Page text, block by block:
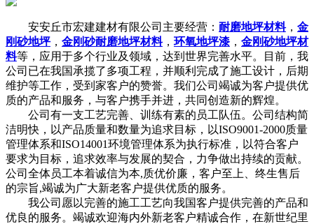
安安丘市宏建建材有限公司主要经营： 耐磨地坪材料， 金
刚砂地坪， 金刚砂耐磨地坪材料， 环氧地坪漆 ， 金刚砂地坪材
料等，应用于多个行业及领域，达到世界完善水平。目前，我
公司已在我国承揽了多项工程，并顺利完成了施工设计，后期
维护等工作，受到家客户的赞誉。我们公司竭诚为客户提供优
质的产品和服务，与客户携手并进，共同创造新的辉煌。
公司有一支工艺完善、训练有素的员工队伍。公司结构简
洁明快，以产品质量和数量为追求目标，以ISO9001-2000质量
管理体系和ISO14001环境管理体系为执行标准，以符合客户
要求为目标，追求效率与发展的契合，力争做出持续的贡献。
公司全体员工本着诚信为本,质优价廉，客户至上、终生售后
的宗旨,竭诚为广大新老客户提供优质的服务。
我公司愿以完善的施工工艺向我国客户提供完善的产品和
优良的服务。竭诚欢迎海内外新老客户精诚合作，在新世纪里